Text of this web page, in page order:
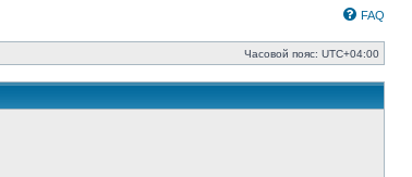
FAQ
Часовой пояс: UTC+04:00